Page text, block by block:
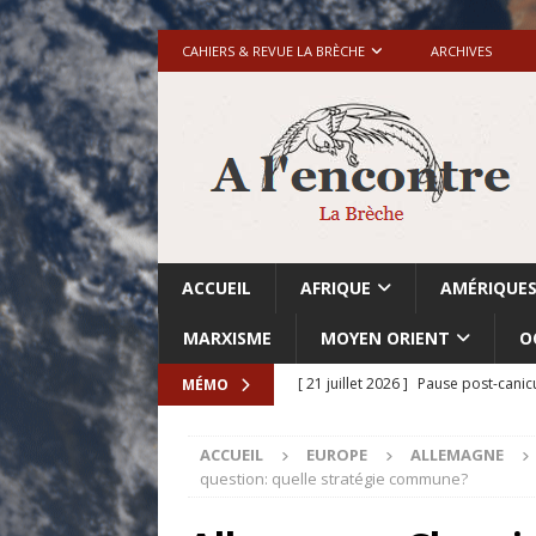
CAHIERS & REVUE LA BRÈCHE ARCHIVES
ACCUEIL AFRIQUE AMÉRIQUES
MARXISME MOYEN ORIENT
MÉMO [ 21 juillet 2026 ] Pause post-
[ 18 juillet 2026 ] Israël-Palestine.
ACCUEIL EUROPE ALLEMAGNE
question: quelle stratégie commune?